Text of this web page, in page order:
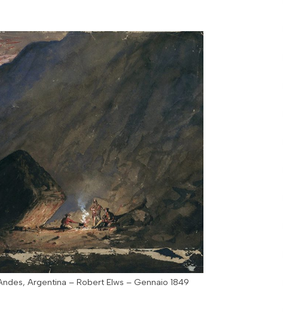
Argentina – Robert Elws – Gennaio 1849